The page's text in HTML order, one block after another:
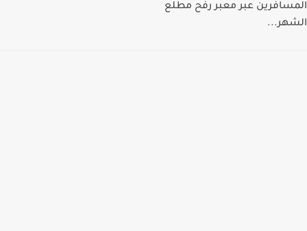
المسافرين عبر معبر رفح مطلع
الشهر...